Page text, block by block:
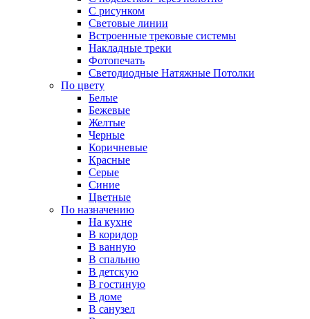
С рисунком
Световые линии
Встроенные трековые системы
Накладные треки
Фотопечать
Светодиодные Натяжные Потолки
По цвету
Белые
Бежевые
Желтые
Черные
Коричневые
Красные
Серые
Синие
Цветные
По назначению
На кухне
В коридор
В ванную
В спальню
В детскую
В гостиную
В доме
В санузел